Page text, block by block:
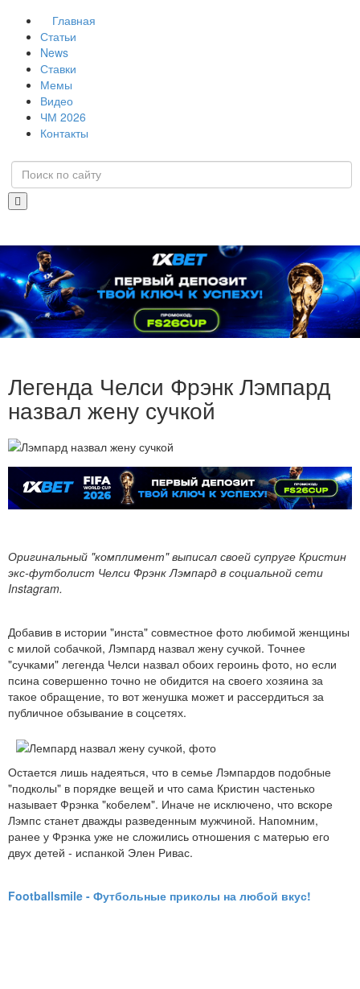
Главная
Статьи
News
Ставки
Мемы
Видео
ЧМ 2026
Контакты
Легенда Челси Фрэнк Лэмпард
назвал жену сучкой
Оригинальный "комплимент" выписал своей супруге Кристин
экс-футболист Челси Фрэнк Лэмпард в социальной сети
Instagram.
Добавив в истории "инста" совместное фото любимой женщины
с милой собачкой, Лэмпард назвал жену сучкой. Точнее
"сучками" легенда Челси назвал обоих героинь фото, но если
псина совершенно точно не обидится на своего хозяина за
такое обращение, то вот женушка может и рассердиться за
публичное обзывание в соцсетях.
Остается лишь надеяться, что в семье Лэмпардов подобные
"подколы" в порядке вещей и что сама Кристин частенько
называет Фрэнка "кобелем". Иначе не исключено, что вскоре
Лэмпс станет дважды разведенным мужчиной. Напомним,
ранее у Фрэнка уже не сложились отношения с матерью его
двух детей - испанкой Элен Ривас.
Footballsmile - Футбольные приколы на любой вкус!